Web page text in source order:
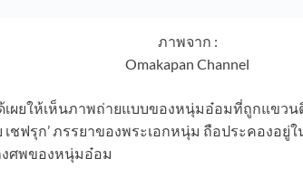
ภาพจาก :
Omakapan Channel
ผยให้เห็นภาพถ่ายแบบของหนุ่มอ๋อมที่ถูกแขวน
เชฟรุก’ ภรรยาของพระเอกหนุ่ม ถือประคองอ
ศพของหนุ่มอ๋อม